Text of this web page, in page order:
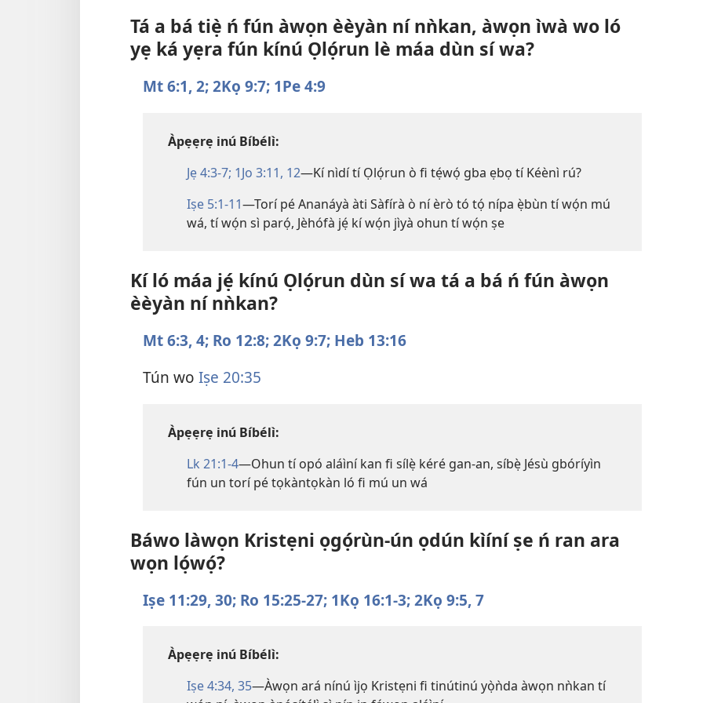
Tá a bá tiẹ̀ ń fún àwọn èèyàn ní nǹkan, àwọn ìwà wo ló
yẹ ká yẹra fún kínú Ọlọ́run lè máa dùn sí wa?
Mt 6:1, 2;2Kọ 9:7; 1Pe 4:9
Àpẹẹrẹ inú Bíbélì:
Jẹ 4:3-7; 1Jo 3:11, 12—Kí nìdí tí Ọlọ́run ò fi tẹ́wọ́ gba ẹbọ tí Kéènì rú?
Iṣe 5:1-11—Torí pé Ananáyà àti Sàfírà ò ní èrò tó tọ́ nípa ẹ̀bùn tí wọ́n mú
wá, tí wọ́n sì parọ́, Jèhófà jẹ́ kí wọ́n jìyà ohun tí wọ́n ṣe
Kí ló máa jẹ́ kínú Ọlọ́run dùn sí wa tá a bá ń fún àwọn
èèyàn ní nǹkan?
Mt 6:3, 4; Ro 12:8;2Kọ 9:7; Heb 13:16
Tún wo Iṣe 20:35
Àpẹẹrẹ inú Bíbélì:
Lk 21:1-4—Ohun tí opó aláìní kan fi sílẹ̀ kéré gan-an, síbẹ̀ Jésù gbóríyìn
fún un torí pé tọkàntọkàn ló fi mú un wá
Báwo làwọn Kristẹni ọgọ́rùn-ún ọdún kìíní ṣe ń ran ara
wọn lọ́wọ́?
Iṣe 11:29, 30; Ro 15:25-27; 1Kọ 16:1-3;2Kọ 9:5,7
Àpẹẹrẹ inú Bíbélì:
Iṣe 4:34, 35—Àwọn ará nínú ìjọ Kristẹni fi tinútinú yọ̀ǹda àwọn nǹkan tí